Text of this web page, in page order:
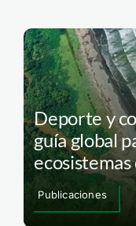
Deporte y
guía global
Publicaciones